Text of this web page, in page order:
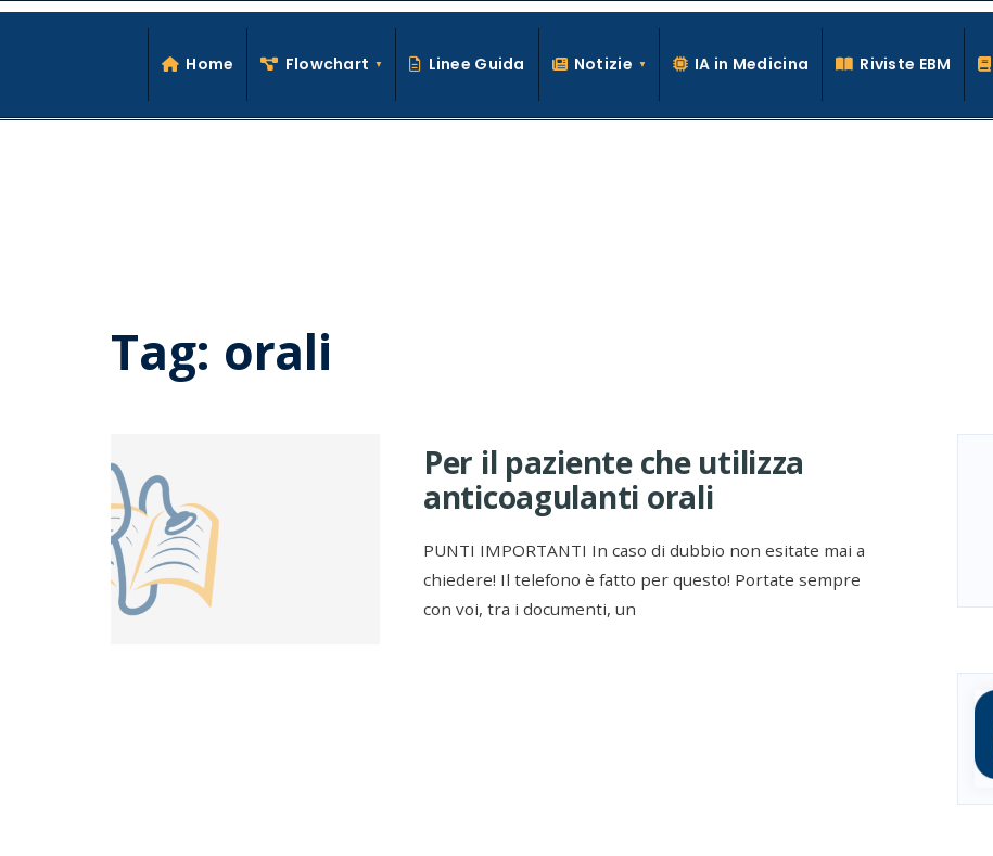
Skip
La conoscenza clinica per la pratica medica quotidiana
Home Flowchart Linee Guida Notizie IA in Medicina Riviste EBM
Tag: orali
Per il paziente che utilizza
anticoagulanti orali
PUNTI IMPORTANTI In caso di dubbio non esitate mai a
chiedere! Il telefono è fatto per questo! Portate sempre
con voi, tra i documenti, un